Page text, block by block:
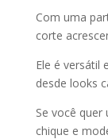
Com uma
corte
Ele é versátil
desde looks
Se você
chique e